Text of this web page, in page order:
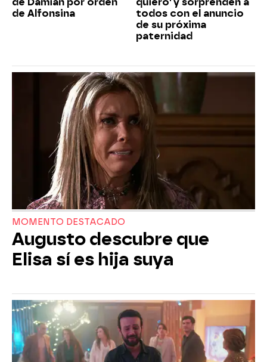
de Damián por orden
de Alfonsina
quiero' y sorprenden a
todos con el anuncio
de su próxima
paternidad
MOMENTO DESTACADO
Augusto descubre que
Elisa sí es hija suya